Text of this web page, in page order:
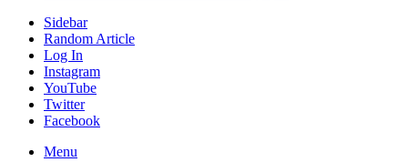
Sidebar
Random Article
Log In
Instagram
YouTube
Twitter
Facebook
Menu